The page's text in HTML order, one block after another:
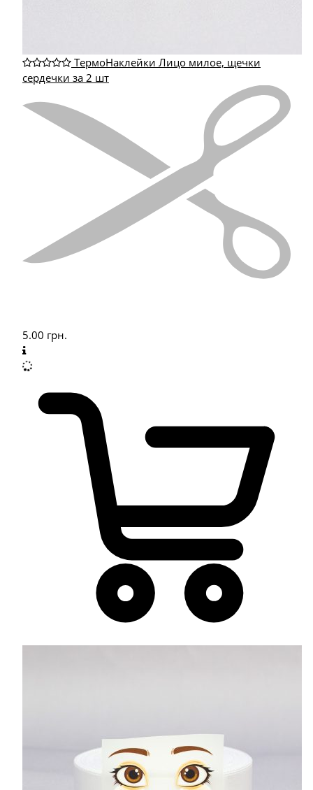
ТермоНаклейки Лицо милое, щечки
сердечки за 2 шт
5.00 грн.